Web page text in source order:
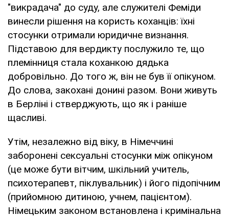
"викрадача" до суду, але служителі Феміди
винесли рішення на користь коханців: їхні
стосунки отримали юридичне визнання.
Підставою для вердикту послужило те, що
племінниця стала коханкою дядька
добровільно. До того ж, він не був її опікуном.
До слова, закохані донині разом. Вони живуть
в Берліні і стверджують, що як і раніше
щасливі.
Утім, незалежно від віку, в Німеччині
заборонені сексуальні стосунки між опікуном
(це може бути вітчим, шкільний учитель,
психотерапевт, піклувальник) і його підопічним
(прийомною дитиною, учнем, пацієнтом).
Німецьким законом встановлена ​​і кримінальна